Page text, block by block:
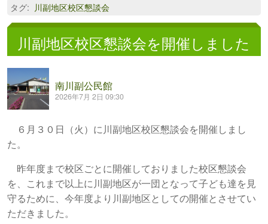
タグ: 川副地区校区懇談会
川副地区校区懇談会を開催しました
南川副公民館
2026年7月 2日 09:30
６月３０日（火）に川副地区校区懇談会を開催しまし
た。
昨年度まで校区ごとに開催しておりました校区懇談会
を、これまで以上に川副地区が一団となって子ども達を見
守るために、今年度より川副地区としての開催とさせてい
ただきました。